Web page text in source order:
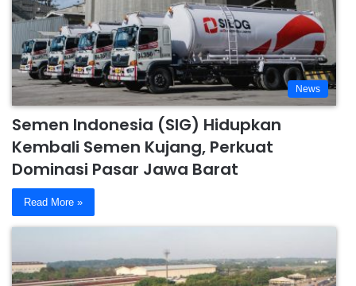
News
Semen Indonesia (SIG) Hidupkan
Kembali Semen Kujang, Perkuat
Dominasi Pasar Jawa Barat
Read More »